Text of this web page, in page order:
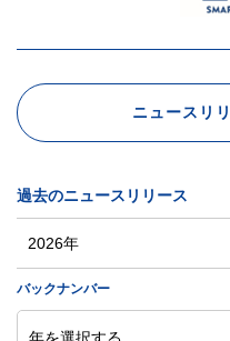
ニュースリ
過去のニュースリリース
2026年
バックナンバー